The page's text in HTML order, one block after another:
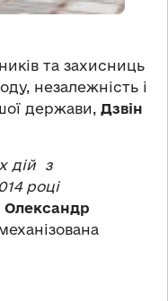
та захисниць
незалежність і
держави, Дзвін
дій з
році